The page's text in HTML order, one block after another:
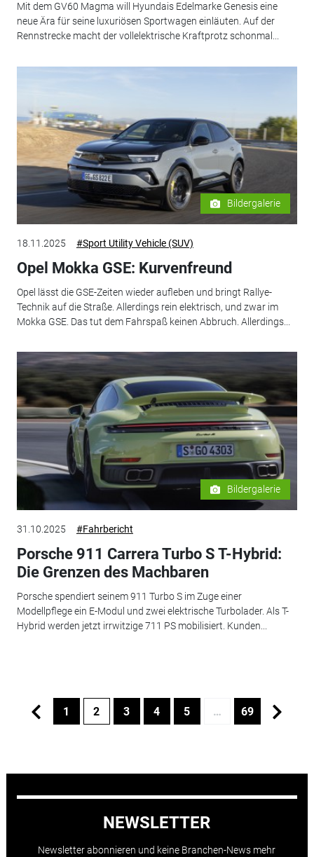
Mit dem GV60 Magma will Hyundais Edelmarke Genesis eine
neue Ära für seine luxuriösen Sportwagen einläuten. Auf der
Rennstrecke macht der vollelektrische Kraftprotz schonmal...
Bildergalerie
18.11.2025 #Sport Utility Vehicle (SUV)
Opel Mokka GSE: Kurvenfreund
Opel lässt die GSE-Zeiten wieder aufleben und bringt Rallye-
Technik auf die Straße. Allerdings rein elektrisch, und zwar im
Mokka GSE. Das tut dem Fahrspaß keinen Abbruch. Allerdings...
Bildergalerie
31.10.2025 #Fahrbericht
Porsche 911 Carrera Turbo S T-Hybrid:
Die Grenzen des Machbaren
Porsche spendiert seinem 911 Turbo S im Zuge einer
Modellpflege ein E-Modul und zwei elektrische Turbolader. Als T-
Hybrid werden jetzt irrwitzige 711 PS mobilisiert. Kunden...
1 2 3 4 5 … 69
NEWSLETTER
Newsletter abonnieren und keine Branchen-News mehr